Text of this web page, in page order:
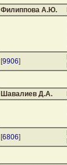
Филиппова А.Ю.
[9906]
Шавалиев Д.А.
[6806]